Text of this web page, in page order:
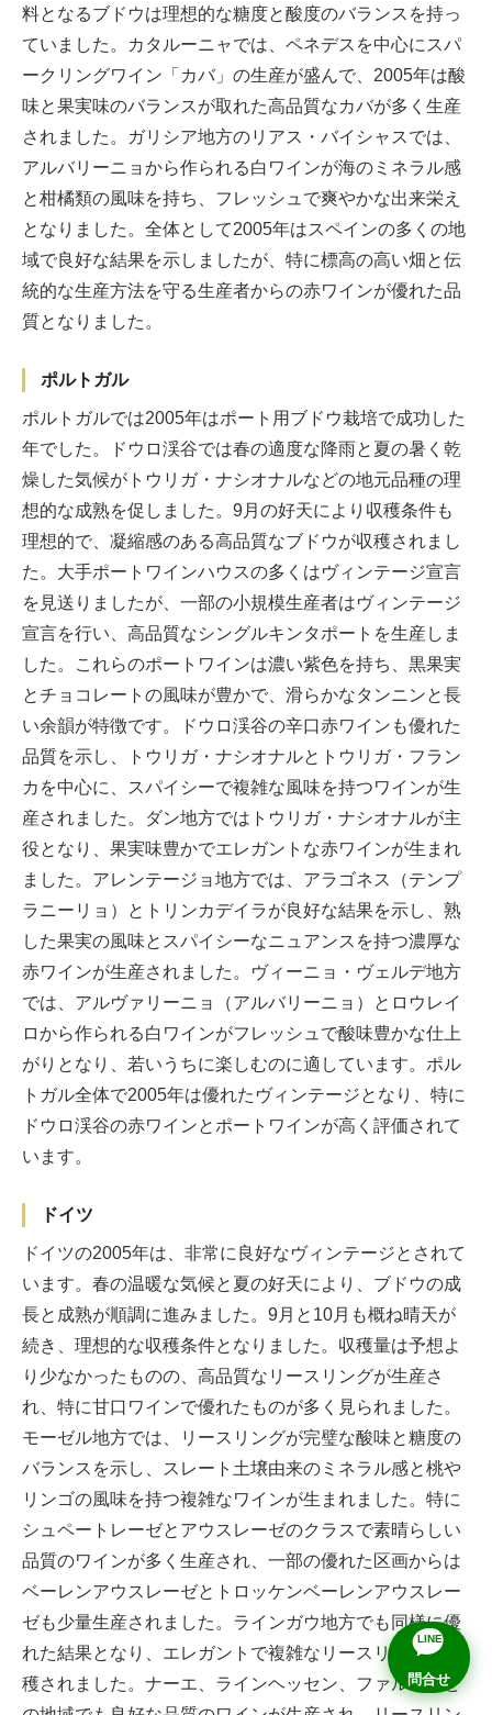
料となるブドウは理想的な糖度と酸度のバランスを持っ
ていました。カタルーニャでは、ペネデスを中心にスパ
ークリングワイン「カバ」の生産が盛んで、2005年は酸
味と果実味のバランスが取れた高品質なカバが多く生産
されました。ガリシア地方のリアス・バイシャスでは、
アルバリーニョから作られる白ワインが海のミネラル感
と柑橘類の風味を持ち、フレッシュで爽やかな出来栄え
となりました。全体として2005年はスペインの多くの地
域で良好な結果を示しましたが、特に標高の高い畑と伝
統的な生産方法を守る生産者からの赤ワインが優れた品
質となりました。
ポルトガル
ポルトガルでは2005年はポート用ブドウ栽培で成功した
年でした。ドウロ渓谷では春の適度な降雨と夏の暑く乾
燥した気候がトウリガ・ナシオナルなどの地元品種の理
想的な成熟を促しました。9月の好天により収穫条件も
理想的で、凝縮感のある高品質なブドウが収穫されまし
た。大手ポートワインハウスの多くはヴィンテージ宣言
を見送りましたが、一部の小規模生産者はヴィンテージ
宣言を行い、高品質なシングルキンタポートを生産しま
した。これらのポートワインは濃い紫色を持ち、黒果実
とチョコレートの風味が豊かで、滑らかなタンニンと長
い余韻が特徴です。ドウロ渓谷の辛口赤ワインも優れた
品質を示し、トウリガ・ナシオナルとトウリガ・フラン
カを中心に、スパイシーで複雑な風味を持つワインが生
産されました。ダン地方ではトウリガ・ナシオナルが主
役となり、果実味豊かでエレガントな赤ワインが生まれ
ました。アレンテージョ地方では、アラゴネス（テンプ
ラニーリョ）とトリンカデイラが良好な結果を示し、熟
した果実の風味とスパイシーなニュアンスを持つ濃厚な
赤ワインが生産されました。ヴィーニョ・ヴェルデ地方
では、アルヴァリーニョ（アルバリーニョ）とロウレイ
ロから作られる白ワインがフレッシュで酸味豊かな仕上
がりとなり、若いうちに楽しむのに適しています。ポル
トガル全体で2005年は優れたヴィンテージとなり、特に
ドウロ渓谷の赤ワインとポートワインが高く評価されて
います。
ドイツ
ドイツの2005年は、非常に良好なヴィンテージとされて
います。春の温暖な気候と夏の好天により、ブドウの成
長と成熟が順調に進みました。9月と10月も概ね晴天が
続き、理想的な収穫条件となりました。収穫量は予想よ
り少なかったものの、高品質なリースリングが生産さ
れ、特に甘口ワインで優れたものが多く見られました。
モーゼル地方では、リースリングが完璧な酸味と糖度の
バランスを示し、スレート土壌由来のミネラル感と桃や
リンゴの風味を持つ複雑なワインが生まれました。特に
シュペートレーゼとアウスレーゼのクラスで素晴らしい
品質のワインが多く生産され、一部の優れた区画からは
ベーレンアウスレーゼとトロッケンベーレンアウスレー
ゼも少量生産されました。ラインガウ地方でも同様に優
れた結果となり、エレガントで複雑なリースリングが収
穫されました。ナーエ、ラインヘッセン、ファルツなど
LINE
問合せ